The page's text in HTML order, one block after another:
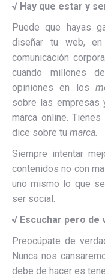
√ Hay que estar y
Puede que hayas
diseñar tu web,
comunicación
cuando millones
opiniones en los
sobre las empresas
marca online.
dice sobre tu marca.
Siempre intentar
contenidos no con
uno mismo lo que
ser social.
√ Escuchar pero de
Preocúpate de
Nunca nos
debe de hacer es